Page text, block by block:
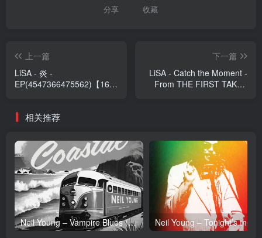
分享 收藏
上一篇
LiSA - 炎 -
EP(4547366475562)【16bit
下一篇
LiSA - Catch the Moment -
From THE FIRST TAKE -
相关推荐
Neil Young – Vampire Blues (Live) – Single(054391239303)【24bit／96.0kHz】土耳其区